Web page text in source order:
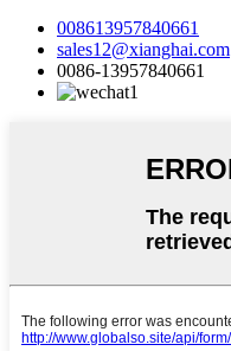
008613957840661
sales12@xianghai.com
0086-13957840661